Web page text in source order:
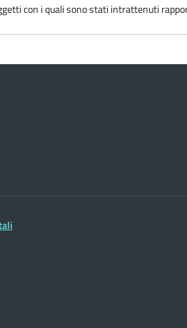
con i quali sono stati intrattenuti